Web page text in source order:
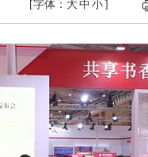
[字体： 大中 小]